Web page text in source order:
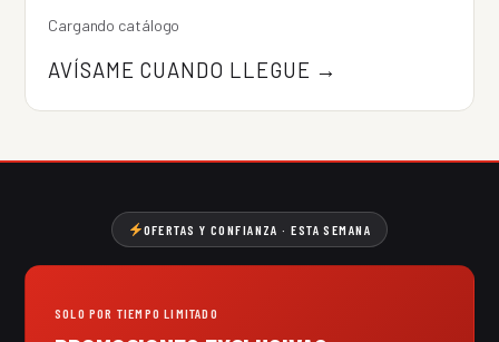
Cargando catálogo
AVÍSAME CUANDO LLEGUE →
OFERTAS Y CONFIANZA · ESTA SEMANA
SOLO POR TIEMPO LIMITADO